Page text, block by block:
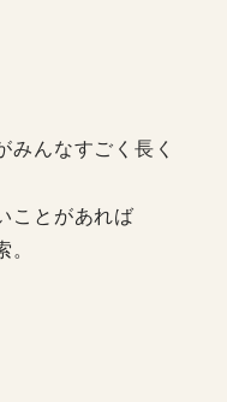
みんなすごく長く
ことがあれば
。